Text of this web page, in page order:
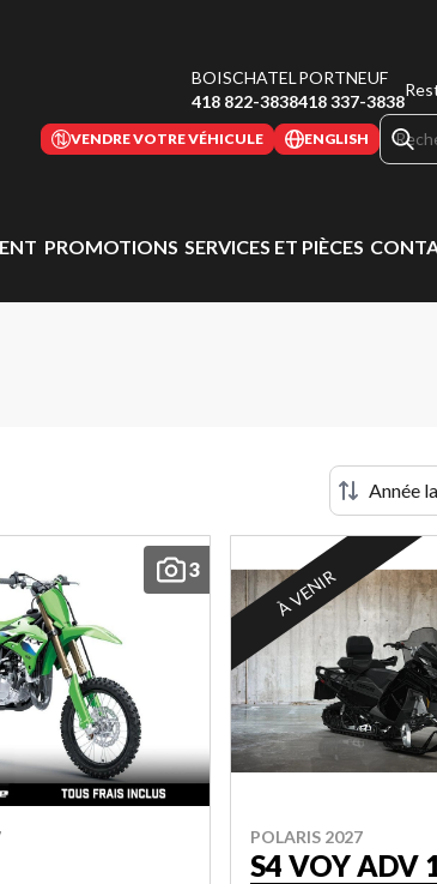
BOISCHATEL
418 822-3838
PORTNEUF
418 337-3838
VENDRE VOTRE VÉHICULE ENGLISH
PROMOTIONS SERVICES ET PIÈCES
3 À VENIR
POLARIS 2027
S4 VOY ADV